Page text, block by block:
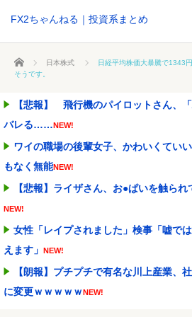
FX2ちゃんねる｜投資系まとめ
ホーム 日本株式
日経平均株価大暴騰で1343
そうです。
【悲報】 飛行機のパイロットさん、
バレる……NEW!
ワイの職場の後輩女子、かわいくてい
もなく無能NEW!
【悲報】ライザさん、お●ぱいを触ら
NEW!
女性「レイプされました」検事「嘘で
えます」 NEW!
【朗報】プチプチで有名な川上産業、
に変更ｗｗｗｗｗNEW!